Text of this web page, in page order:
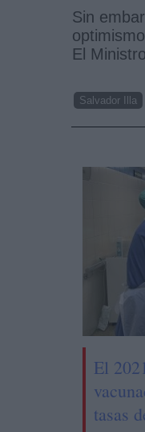
Sin
El
Salvador Illa
El
tasas